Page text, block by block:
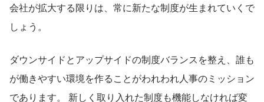
会社が拡大する限りは、常に新たな制度が生まれていくで
しょう。
ダウンサイドとアップサイドの制度バランスを整え、誰も
が働きやすい環境を作ることがわれわれ人事のミッション
であります。 新しく取り入れた制度も機能しなければ変